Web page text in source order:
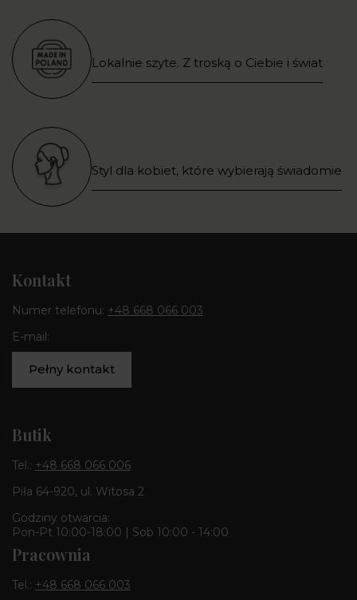
Lokalnie szyte. Z troską o Ciebie i świat
Styl dla kobiet, które wybierają świadomie
Kontakt
Numer telefonu: +48 668 066 003
E-mail:
Pełny kontakt
Butik
Tel.: +48 668 066 006
Piła 64-920, ul. Witosa 2
Godziny otwarcia:
Pon-Pt 10:00-18:00 | Sob 10:00 - 14:00
Pracownia
Tel.: +48 668 066 003